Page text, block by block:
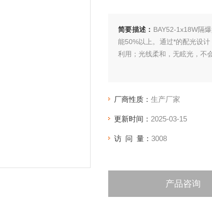
简要描述： BAY52-1x18W隔
能50%以上。通过*的配光设
利用；光线柔和，无眩光，不
厂商性质： 生产厂家
更新时间： 2025-03-15
访 问 量： 3008
产品咨询